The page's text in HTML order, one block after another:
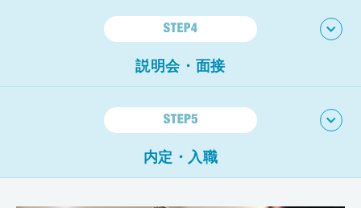
う強みを活かして、実際に働いている医師の生の声を伝えま
医療業界に精通したコンサルタントがあなたに合った病
院やクリニックを厳選してご紹介します。
説明会・面接
煩雑な業務を代行いたします。職務経歴書の作成
や面接を通過する為の対策など、不安なことがあればお気軽
内定・入職